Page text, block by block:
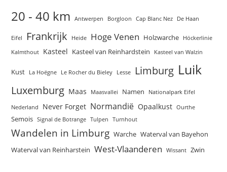
20 - 40 km Antwerpen Borgloon Cap Blanc Nez De Haan
Eifel Frankrijk Heide Hoge Venen Holzwarche
Höckerlinie
Kalmthout
Kasteel Kasteel van Reinhardstein Kasteel van Walzin
Kust La Hoëgne Le Rocher du Bieley Lesse Limburg Luik
Luxemburg Maas Maasvallei Namen Nationalpark Eifel
Nederland Never Forget Normandië Opaalkust Ourthe
Semois Signal de Botrange Tulpen Turnhout
Wandelen in Limburg Warche Waterval van Bayehon
Waterval van Reinharstein West-Vlaanderen Wissant Zwin